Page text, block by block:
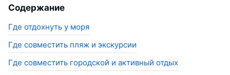
Содержание
Где отдохнуть у моря
Где совместить пляж и экскурсии
Где совместить городской и активный отдых